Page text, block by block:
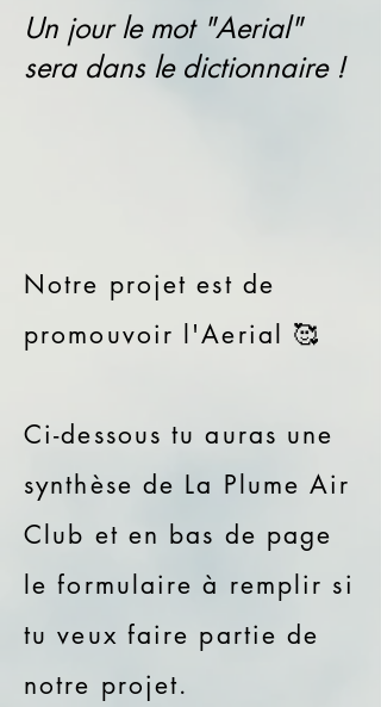
Un jour le mot "Aerial"
sera dans le dictionnaire !
Notre projet est de
promouvoir l'Aerial 🥰
Ci-dessous tu auras une
synthèse de La Plume Air
Club et en bas de page
le formulaire à remplir si
tu veux faire partie de
notre projet.